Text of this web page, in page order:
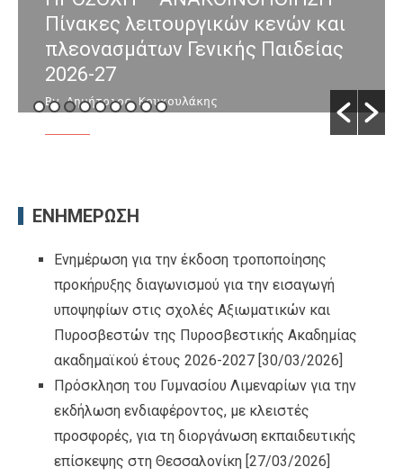
Πίνακες λειτουργικών κενών και
πλεονασμάτων Γενικής Παιδείας
2026-27
By Δημήτριος Κουκουλάκης
ΕΝΗΜΕΡΩΣΗ
Ενημέρωση για την έκδοση τροποποίησης
προκήρυξης διαγωνισμού για την εισαγωγή
υποψηφίων στις σχολές Αξιωματικών και
Πυροσβεστών της Πυροσβεστικής Ακαδημίας
ακαδημαϊκού έτους 2026-2027 [30/03/2026]
Πρόσκληση του Γυμνασίου Λιμεναρίων για την
εκδήλωση ενδιαφέροντος, με κλειστές
προσφορές, για τη διοργάνωση εκπαιδευτικής
επίσκεψης στη Θεσσαλονίκη [27/03/2026]